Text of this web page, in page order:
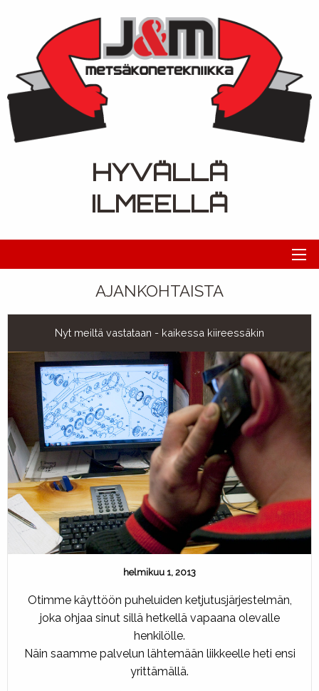
HYVÄLLÄ
ILMEELLÄ
AJANKOHTAISTA
Nyt meiltä vastataan - kaikessa kiireessäkin
helmikuu 1, 2013
Otimme käyttöön puheluiden ketjutusjärjestelmän,
joka ohjaa sinut sillä hetkellä vapaana olevalle
henkilölle.
Näin saamme palvelun lähtemään liikkeelle heti ensi
yrittämällä.